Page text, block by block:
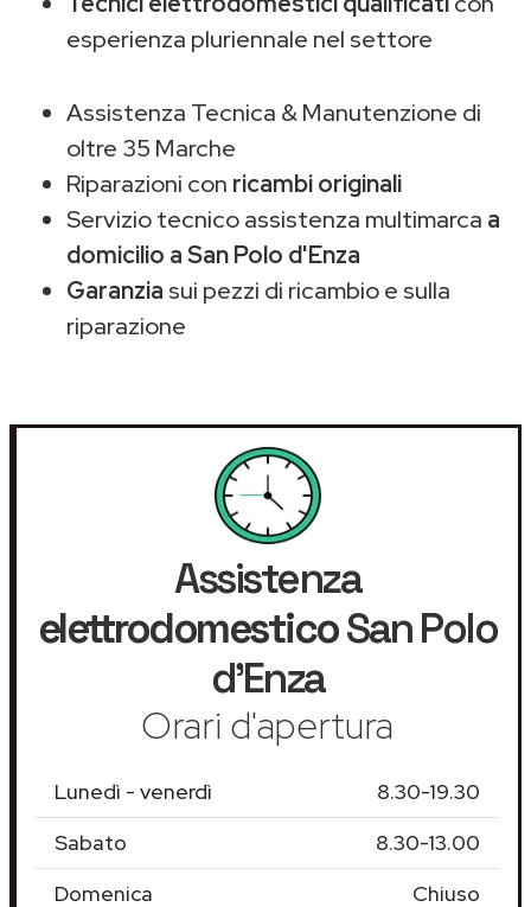
esperienza pluriennale nel settore
Assistenza Tecnica & Manutenzione di
oltre 35 Marche
Riparazioni con ricambi originali
Servizio tecnico assistenza multimarca a
domicilio a San Polo d'Enza
Garanzia sui pezzi di ricambio e sulla
riparazione
Assistenza
elettrodomesticoSan Polo
d'Enza
Orari d'apertura
Lunedì - venerdì
8.30-19.30
Sabato
8.30-13.00
Domenica
Chiuso